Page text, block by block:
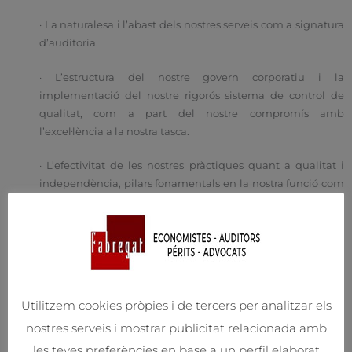
· La naturalesa i l’abast dels nostres serveis com a signatura
d’auditoria.
· L’estructura del nostre govern corporatiu i la
implementació del nostre rigorós sistema de control de
qualitat, com a part del nostre compromís amb
l’excel·lència a la nostra tasca.
· L’efectivitat de les nostres pràctiques quant a qualitat i
independència, pilars fonamentals en la nostra funció com
Aquest informe ha estat dissenyat per ajudar a comprendre
millor qui som i com desenvolupem la nostra feina amb total
Veure informes:
Utilitzem cookies pròpies i de tercers per analitzar els
nostres serveis i mostrar publicitat relacionada amb